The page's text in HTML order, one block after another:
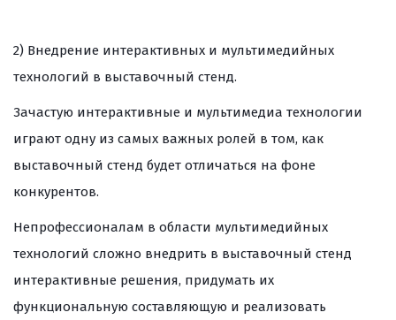
2) Внедрение интерактивных и мультимедийных
технологий в выставочный стенд.
Зачастую интерактивные и мультимедиа технологии
играют одну из самых важных ролей в том, как
выставочный стенд будет отличаться на фоне
конкурентов.
Непрофессионалам в области мультимедийных
технологий сложно внедрить в выставочный стенд
интерактивные решения, придумать их
функциональную составляющую и реализовать